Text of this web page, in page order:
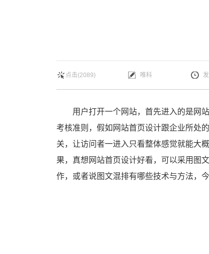
点击(2089) 唯科
用户打开一个网站，首先进入的是网站首页，因此，首页设计是整个网站中最主要的部分，同样的，这也是考验设计师设计能力、是否有丰富的经验的主要
考核准则，假如网站首页设计跟企业所处
关，让访问者一进入只看整体感觉就能大
果，真想网站首页设计好看，可以采用图
作，或者说图文混排有哪些技术与方法，